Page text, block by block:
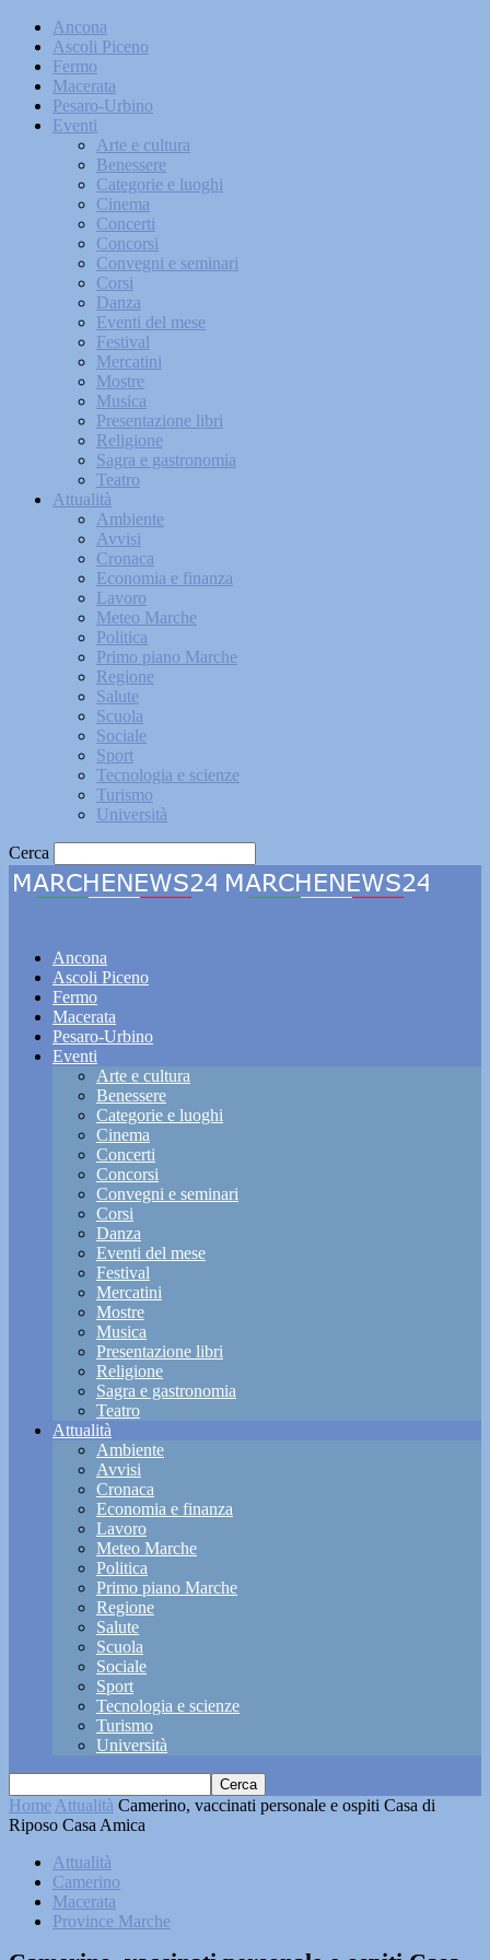
Ancona
Ascoli Piceno
Fermo
Macerata
Pesaro-Urbino
Eventi
Arte e cultura
Benessere
Categorie e luoghi
Cinema
Concerti
Concorsi
Convegni e seminari
Corsi
Danza
Eventi del mese
Festival
Mercatini
Mostre
Musica
Presentazione libri
Religione
Sagra e gastronomia
Teatro
Attualità
Ambiente
Avvisi
Cronaca
Economia e finanza
Lavoro
Meteo Marche
Politica
Primo piano Marche
Regione
Salute
Scuola
Sociale
Sport
Tecnologia e scienze
Turismo
Università
Cerca
Ancona
Ascoli Piceno
Fermo
Macerata
Pesaro-Urbino
Eventi
Arte e cultura
Benessere
Categorie e luoghi
Cinema
Concerti
Concorsi
Convegni e seminari
Corsi
Danza
Eventi del mese
Festival
Mercatini
Mostre
Musica
Presentazione libri
Religione
Sagra e gastronomia
Teatro
Attualità
Ambiente
Avvisi
Cronaca
Economia e finanza
Lavoro
Meteo Marche
Politica
Primo piano Marche
Regione
Salute
Scuola
Sociale
Sport
Tecnologia e scienze
Turismo
Università
Home Attualità Camerino, vaccinati personale e ospiti Casa di
Riposo Casa Amica
Attualità
Camerino
Macerata
Province Marche